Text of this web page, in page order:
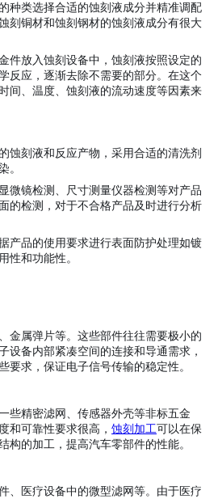
种类选择合适的蚀刻液成分并精准调配
刻铜材和蚀刻钢材的蚀刻液成分有很大
件放入蚀刻设备中，蚀刻液按照设定的
反应，逐渐去除不需要的部分。在这个
间、温度、蚀刻液的流动速度等因素来
蚀刻液和反应产物，采用合适的清洗剂
。
微镜检测、尺寸测量仪器检测等对产品
的检测，对于不合格产品及时进行分析
据产品的使用要求进行表面防护处理如镀
性和功能性。
金属弹片等。这些部件往往需要极小的
设备内部紧凑空间的连接和导通需求，
要求，保证电子信号传输的稳定性。
些精密滤网、传感器外壳等非标五金
和可靠性要求很高， 蚀刻加工可以在保
构的加工，提高汽车零部件的性能。
、医疗设备中的微型滤网等。由于医疗